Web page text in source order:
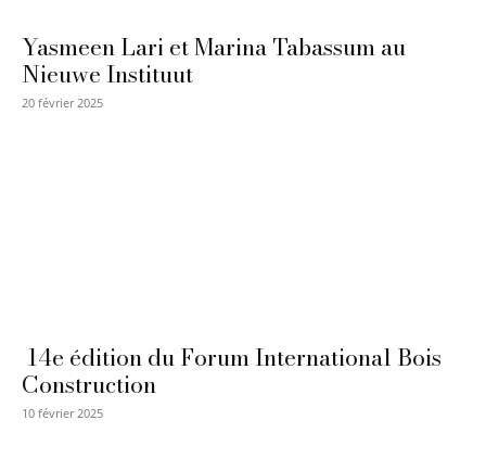
Yasmeen Lari et Marina Tabassum au
Nieuwe Instituut
20 février 2025
14e édition du Forum International Bois
Construction
10 février 2025